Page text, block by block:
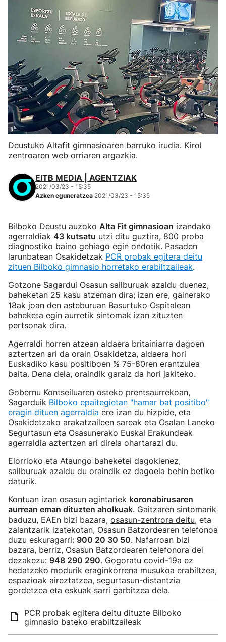
Deustuko Altafit gimnasioaren barruko irudia. Kirol
zentroaren web orriaren argazkia.
EITB MEDIA | AGENTZIAK
2021/03/23 - 15:35
Azken eguneratzea 2021/03/23 - 15:35
Bilboko Deustu auzoko Alta Fit gimnasioan izandako
agerraldiak 43 kutsatu utzi ditu guztira, 800 proba
diagnostiko baino gehiago egin ondotik. Pasaden
larunbatean Osakidetzak PCR probak egitera deitu
zituen Bilboko gimnasio horretako erabiltzaileak.
Gotzone Sagardui Osasun sailburuak azaldu duenez,
baheketan 25 kasu atzeman dira; izan ere, gainerako
18ak joan den asteburuan Basurtuko Ospitalean
baheketa egin aurretik sintomak izan zituzten
pertsonak dira.
Agerraldi horren atzean aldaera britainiarra dagoen
aztertzen ari da orain Osakidetza, aldaera hori
Euskadiko kasu positiboen % 75-80ren erantzulea
baita. Dena dela, oraindik garaiz da hori jakiteko.
Gobernu Kontseiluaren osteko prentsaurrekoan,
Sagarduik Bilboko epaitegietan "hamar bat positibo"
eragin dituen agerraldia ere izan du hizpide, eta
Osakidetzako arakatzaileen sareak eta Osalan Laneko
Segurtasun eta Osasunerako Euskal Erakundeak
agerraldia aztertzen ari direla ohartarazi du.
Elorrioko eta Ataungo baheketei dagokienez,
sailburuak azaldu du oraindik ez dagoela behin betiko
daturik.
Kontuan izan osasun agintariek koronabirusaren
aurrean eman dituzten aholkuak. Gaitzaren sintomarik
baduzu, EAEn bizi bazara, osasun-zentrora deitu, eta
zalantzarik izatekotan, Osasun Batzordearen telefonoa
duzu eskuragarri: 900 20 30 50. Nafarroan bizi
bazara, berriz, Osasun Batzordearen telefonora dei
dezakezu: 948 290 290. Gogoratu covid-19a ez
hedatzeko modurik eraginkorrena musukoa erabiltzea,
espazioak aireztatzea, segurtasun-distantzia
gordetzea eta eskuak sarri garbitzea dela.
PCR probak egitera deitu dituzte Bilboko
gimnasio bateko erabiltzaileak